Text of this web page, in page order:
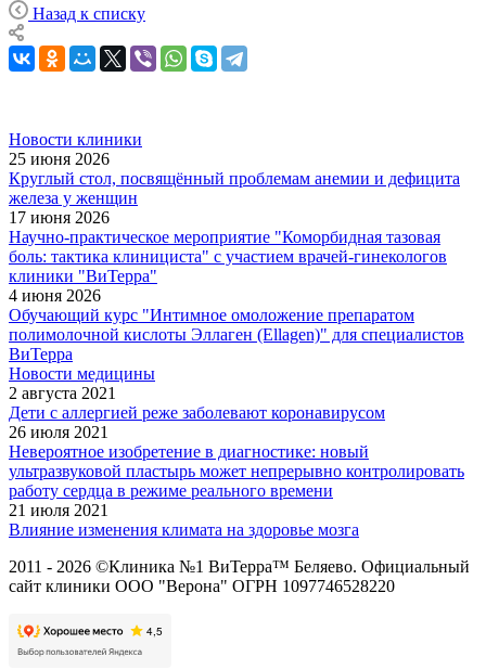
Назад к списку
Новости клиники
25 июня 2026
Круглый стол, посвящённый проблемам анемии и дефицита
железа у женщин
17 июня 2026
Научно-практическое мероприятие "Коморбидная тазовая
боль: тактика клинициста" с участием врачей-гинекологов
клиники "ВиТерра"
4 июня 2026
Обучающий курс "Интимное омоложение препаратом
полимолочной кислоты Эллаген (Ellagen)" для специалистов
ВиТерра
Новости медицины
2 августа 2021
Дети с аллергией реже заболевают коронавирусом
26 июля 2021
Невероятное изобретение в диагностике: новый
ультразвуковой пластырь может непрерывно контролировать
работу сердца в режиме реального времени
21 июля 2021
Влияние изменения климата на здоровье мозга
2011 - 2026 ©Клиника №1 ВиТерра™ Беляево. Официальный
сайт клиники ООО "Верона" ОГРН 1097746528220